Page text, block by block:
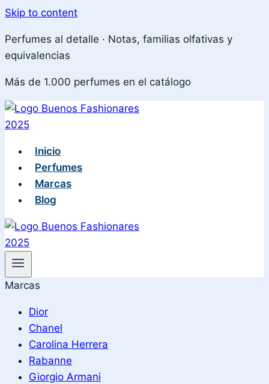
Skip to content
Perfumes al detalle · Notas, familias olfativas y
equivalencias
Más de 1.000 perfumes en el catálogo
Inicio
Perfumes
Marcas
Blog
Marcas
Dior
Chanel
Carolina Herrera
Rabanne
Giorgio Armani